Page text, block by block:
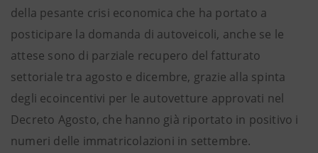
della pesante crisi economica che ha portato a
posticipare la domanda di autoveicoli, anche se le
attese sono di parziale recupero del fatturato
settoriale tra agosto e dicembre, grazie alla spinta
degli ecoincentivi per le autovetture approvati nel
Decreto Agosto, che hanno già riportato in positivo i
numeri delle immatricolazioni in settembre.